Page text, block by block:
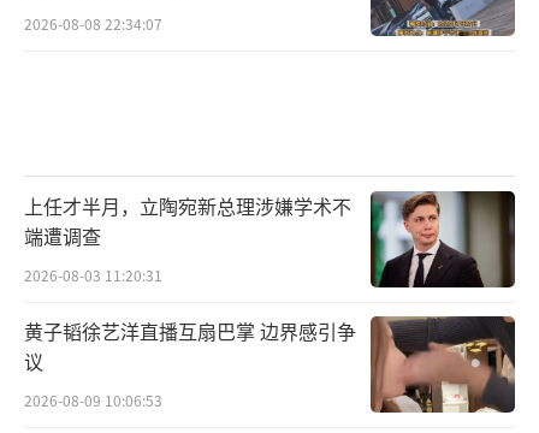
2026-08-08 22:34:07
上任才半月，立陶宛新总理涉嫌学术不
端遭调查
2026-08-03 11:20:31
黄子韬徐艺洋直播互扇巴掌 边界感引争
议
2026-08-09 10:06:53